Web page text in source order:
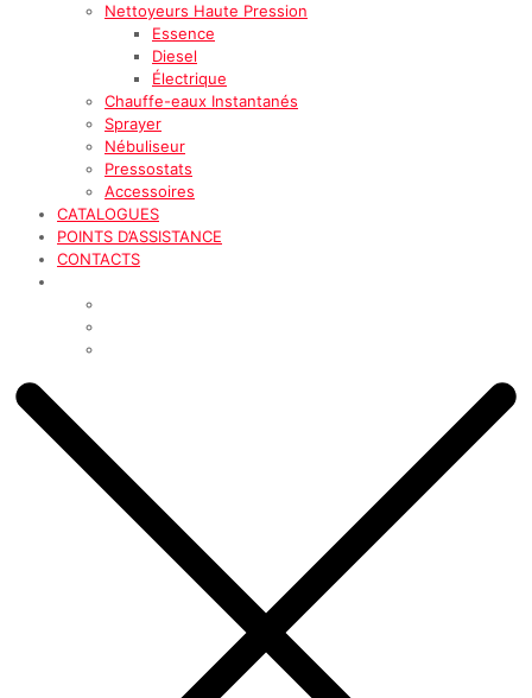
Nettoyeurs Haute Pression
Essence
Diesel
Électrique
Chauffe-eaux Instantanés
Sprayer
Nébuliseur
Pressostats
Accessoires
CATALOGUES
POINTS D’ASSISTANCE
CONTACTS